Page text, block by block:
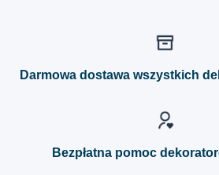
Darmowa dostawa wszystkich
Bezpłatna pomoc